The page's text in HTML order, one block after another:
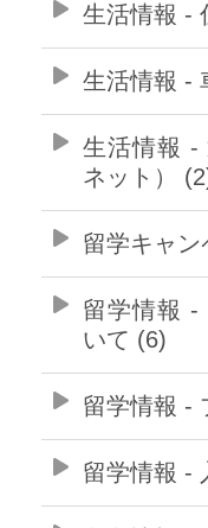
生活情報 -
生活情報 -
生活情報 -
ネット）
留学キャ
留学情報 -
いて (6)
留学情報 -
留学情報 -